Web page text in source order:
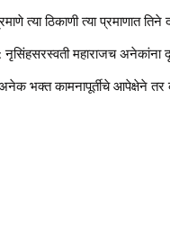
त्या ठिकाणी त्या प्रमाणात
नृसिंहसरस्वती महाराजच
भक्त कामनापूर्तीचे आपेक्षेने तर